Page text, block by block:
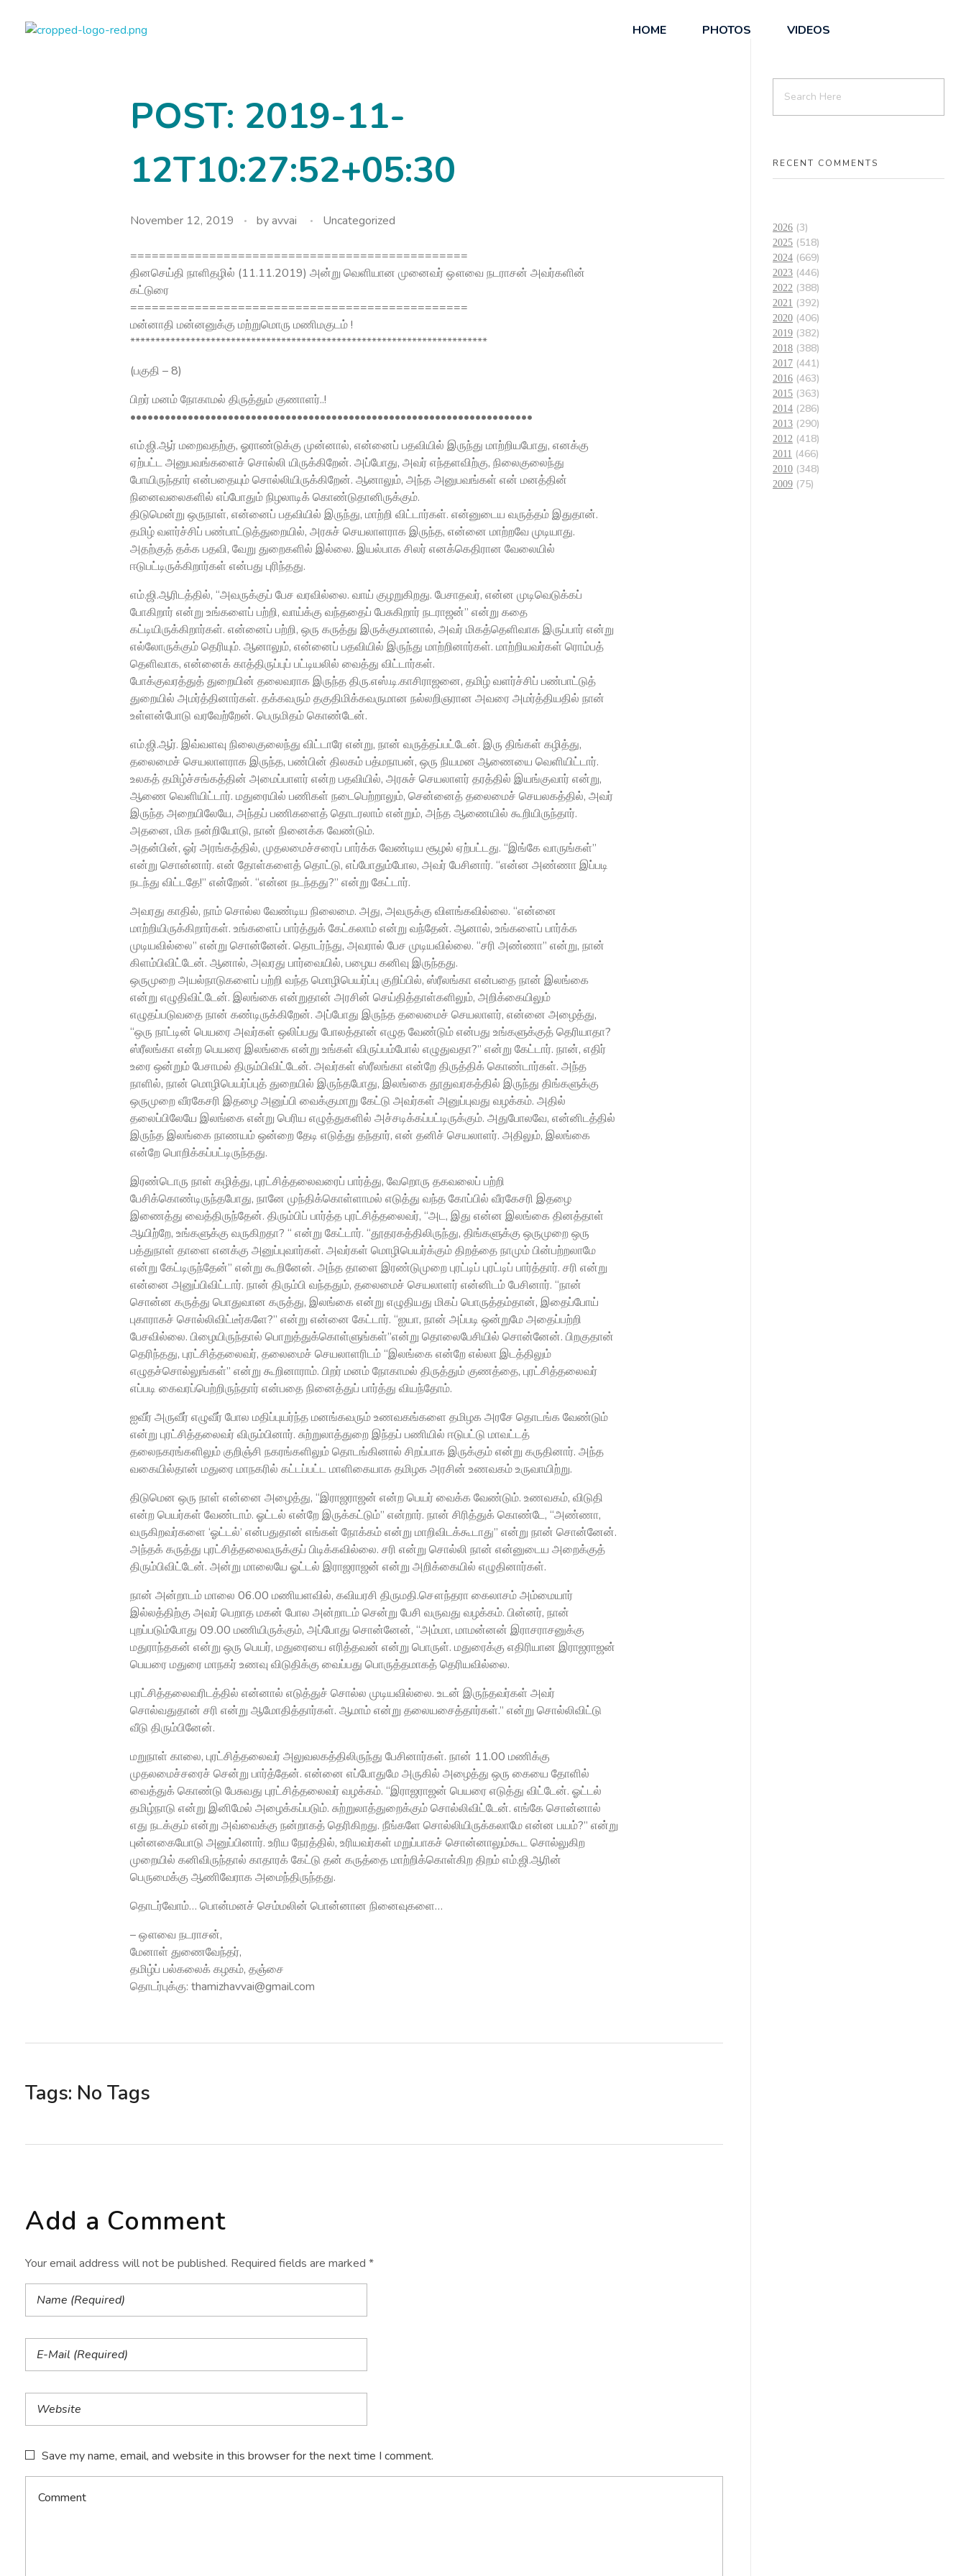
HOME PHOTOS VIDEOS
POST: 2019-11-
12T10:27:52+05:30
November 12, 2019 byavvai Uncategorized
===============================================
தினசெய்தி நாளிதழில் (11.11.2019) அன்று வெளியான முனைவர் ஔவை நடராசன் அவர்களின்
கட்டுரை
===============================================
மன்னாதி மன்னனுக்கு மற்றுமொரு மணிமகுடம் !
***********************************************************************
(பகுதி – 8)
பிறர் மனம் நோகாமல் திருத்தும் குணாளர்..!
••••••••••••••••••••••••••••••••••••••••••••••••••••••••••••••••••••••
எம்.ஜி.ஆர் மறைவதற்கு, ஓராண்டுக்கு முன்னால், என்னைப் பதவியில் இருந்து மாற்றியபோது, எனக்கு
ஏற்பட்ட அனுபவங்களைச் சொல்லி யிருக்கிறேன். அப்போது, அவர் எந்தளவிற்கு, நிலைகுலைந்து
போயிருந்தார் என்பதையும் சொல்லியிருக்கிறேன். ஆனாலும், அந்த அனுபவங்கள் என் மனத்தின்
நினைவலைகளில் எப்போதும் நிழலாடிக் கொண்டுதானிருக்கும்.
திடுமென்று ஒருநாள், என்னைப் பதவியில் இருந்து, மாற்றி விட்டார்கள். என்னுடைய வருத்தம் இதுதான்.
தமிழ் வளர்ச்சிப் பண்பாட்டுத்துறையில், அரசுச் செயலாளராக இருந்த, என்னை மாற்றவே முடியாது.
அதற்குத் தக்க பதவி, வேறு துறைகளில் இல்லை. இயல்பாக சிலர் எனக்கெதிரான வேலையில்
ஈடுபட்டிருக்கிறார்கள் என்பது புரிந்தது.
எம்.ஜி.ஆரிடத்தில், ‘‘அவருக்குப் பேச வரவில்லை. வாய் குழறுகிறது. பேசாதவர், என்ன முடிவெடுக்கப்
போகிறார் என்று உங்களைப் பற்றி, வாய்க்கு வந்ததைப் பேசுகிறார் நடராஜன்’’ என்று கதை
கட்டியிருக்கிறார்கள். என்னைப் பற்றி, ஒரு கருத்து இருக்குமானால், அவர் மிகத்தெளிவாக இருப்பார் என்று
எல்லோருக்கும் தெரியும். ஆனாலும், என்னைப் பதவியில் இருந்து மாற்றினார்கள். மாற்றியவர்கள் ரொம்பத்
தெளிவாக, என்னைக் காத்திருப்புப் பட்டியலில் வைத்து விட்டார்கள்.
போக்குவரத்துத் துறையின் தலைவராக இருந்த திரு.எஸ்.டி.காசிராஜனை, தமிழ் வளர்ச்சிப் பண்பாட்டுத்
துறையில் அமர்த்தினார்கள். தக்கவரும் தகுதிமிக்கவருமான நல்லறிஞரான அவரை அமர்த்தியதில் நான்
உள்ளன்போடு வரவேற்றேன். பெருமிதம் கொண்டேன்.
எம்.ஜி.ஆர். இவ்வளவு நிலைகுலைந்து விட்டாரே என்று, நான் வருத்தப்பட்டேன். இரு திங்கள் கழித்து,
தலைமைச் செயலாளராக இருந்த, பண்பின் திலகம் பத்மநாபன், ஒரு நியமன ஆணையை வெளியிட்டார்.
உலகத் தமிழ்ச்சங்கத்தின் அமைப்பாளர் என்ற பதவியில், அரசுச் செயலாளர் தரத்தில் இயங்குவார் என்று,
ஆணை வெளியிட்டார். மதுரையில் பணிகள் நடைபெற்றாலும், சென்னைத் தலைமைச் செயலகத்தில், அவர்
இருந்த அறையிலேயே, அந்தப் பணிகளைத் தொடரலாம் என்றும், அந்த ஆணையில் கூறியிருந்தார்.
அதனை, மிக நன்றியோடு, நான் நினைக்க வேண்டும்.
அதன்பின், ஓர் அரங்கத்தில், முதலமைச்சரைப் பார்க்க வேண்டிய சூழல் ஏற்பட்டது. ‘‘இங்கே வாருங்கள்’’
என்று சொன்னார். என் தோள்களைத் தொட்டு, எப்போதும்போல, அவர் பேசினார். ‘‘என்ன அண்ணா இப்படி
நடந்து விட்டதே!’’ என்றேன். ‘‘என்ன நடந்தது?’’ என்று கேட்டார்.
அவரது காதில், நாம் சொல்ல வேண்டிய நிலைமை. அது, அவருக்கு விளங்கவில்லை. ‘‘என்னை
மாற்றியிருக்கிறார்கள். உங்களைப் பார்த்துக் கேட்கலாம் என்று வந்தேன். ஆனால், உங்களைப் பார்க்க
முடியவில்லை’’ என்று சொன்னேன். தொடர்ந்து, அவரால் பேச முடியவில்லை. ‘‘சரி அண்ணா’’ என்று, நான்
கிளம்பிவிட்டேன். ஆனால், அவரது பார்வையில், பழைய கனிவு இருந்தது.
ஒருமுறை அயல்நாடுகளைப் பற்றி வந்த மொழிபெயர்ப்பு குறிப்பில், ஸ்ரீலங்கா என்பதை நான் இலங்கை
என்று எழுதிவிட்டேன். இலங்கை என்றுதான் அரசின் செய்தித்தாள்களிலும், அறிக்கையிலும்
எழுதப்படுவதை நான் கண்டிருக்கிறேன். அப்போது இருந்த தலைமைச் செயலாளர், என்னை அழைத்து,
“ஒரு நாட்டின் பெயரை அவர்கள் ஒலிப்பது போலத்தான் எழுத வேண்டும் என்பது உங்களுக்குத் தெரியாதா?
ஸ்ரீலங்கா என்ற பெயரை இலங்கை என்று உங்கள் விருப்பம்போல் எழுதுவதா?” என்று கேட்டார். நான், எதிர்
உரை ஒன்றும் பேசாமல் திரும்பிவிட்டேன். அவர்கள் ஸ்ரீலங்கா என்றே திருத்திக் கொண்டார்கள். அந்த
நாளில், நான் மொழிபெயர்ப்புத் துறையில் இருந்தபோது, இலங்கை தூதுவரகத்தில் இருந்து திங்களுக்கு
ஒருமுறை வீரகேசரி இதழை அனுப்பி வைக்குமாறு கேட்டு அவர்கள் அனுப்புவது வழக்கம். அதில்
தலைப்பிலேயே இலங்கை என்று பெரிய எழுத்துகளில் அச்சடிக்கப்பட்டிருக்கும். அதுபோலவே, என்னிடத்தில்
இருந்த இலங்கை நாணயம் ஒன்றை தேடி எடுத்து தந்தார், என் தனிச் செயலாளர். அதிலும், இலங்கை
என்றே பொறிக்கப்பட்டிருந்தது.
இரண்டொரு நாள் கழித்து, புரட்சித்தலைவரைப் பார்த்து, வேறொரு தகவலைப் பற்றி
பேசிக்கொண்டிருந்தபோது, நானே முந்திக்கொள்ளாமல் எடுத்து வந்த கோப்பில் வீரகேசரி இதழை
இணைத்து வைத்திருந்தேன். திரும்பிப் பார்த்த புரட்சித்தலைவர், “அட, இது என்ன இலங்கை தினத்தாள்
ஆயிற்றே, உங்களுக்கு வருகிறதா? “ என்று கேட்டார். “தூதரகத்திலிருந்து, திங்களுக்கு ஒருமுறை ஒரு
பத்துநாள் தாளை எனக்கு அனுப்புவார்கள். அவர்கள் மொழிபெயர்க்கும் திறத்தை நாமும் பின்பற்றலாமே
என்று கேட்டிருந்தேன்” என்று கூறினேன். அந்த தாளை இரண்டுமுறை புரட்டிப் புரட்டிப் பார்த்தார். சரி என்று
என்னை அனுப்பிவிட்டார். நான் திரும்பி வந்ததும், தலைமைச் செயலாளர் என்னிடம் பேசினார். “நான்
சொன்ன கருத்து பொதுவான கருத்து, இலங்கை என்று எழுதியது மிகப் பொருத்தம்தான், இதைப்போய்
புகாராகச் சொல்லிவிட்டீர்களே?” என்று என்னை கேட்டார். “ஐயா, நான் அப்படி ஒன்றுமே அதைப்பற்றி
பேசவில்லை. பிழையிருந்தால் பொறுத்துக்கொள்ளுங்கள்”என்று தொலைபேசியில் சொன்னேன். பிறகுதான்
தெரிந்தது, புரட்சித்தலைவர், தலைமைச் செயலாளரிடம் “இலங்கை என்றே எல்லா இடத்திலும்
எழுதச்சொல்லுங்கள்’’ என்று கூறினாராம். பிறர் மனம் நோகாமல் திருத்தும் குணத்தை, புரட்சித்தலைவர்
எப்படி கைவரப்பெற்றிருந்தார் என்பதை நினைத்துப் பார்த்து வியந்தோம்.
ஐவீர் அருவீர் எழுவீர் போல மதிப்புயர்ந்த மனங்கவரும் உணவகங்களை தமிழக அரசே தொடங்க வேண்டும்
என்று புரட்சித்தலைவர் விரும்பினார். சுற்றுலாத்துறை இந்தப் பணியில் ஈடுபட்டு மாவட்டத்
தலைநகரங்களிலும் குறிஞ்சி நகரங்களிலும் தொடங்கினால் சிறப்பாக இருக்கும் என்று கருதினார். அந்த
வகையில்தான் மதுரை மாநகரில் கட்டப்பட்ட மாளிகையாக தமிழக அரசின் உணவகம் உருவாயிற்று.
திடுமென ஒரு நாள் என்னை அழைத்து, ‘‘இராஜராஜன் என்ற பெயர் வைக்க வேண்டும். உணவகம், விடுதி
என்ற பெயர்கள் வேண்டாம். ஓட்டல் என்றே இருக்கட்டும்’’ என்றார். நான் சிரித்துக் கொண்டே, “அண்ணா,
வருகிறவர்களை ‘ஓட்டல்’ என்பதுதான் எங்கள் நோக்கம் என்று மாறிவிடக்கூடாது” என்று நான் சொன்னேன்.
அந்தக் கருத்து புரட்சித்தலைவருக்குப் பிடிக்கவில்லை. சரி என்று சொல்லி நான் என்னுடைய அறைக்குத்
திரும்பிவிட்டேன். அன்று மாலையே ஓட்டல் இராஜராஜன் என்று அறிக்கையில் எழுதினார்கள்.
நான் அன்றாடம் மாலை 06.00 மணியளவில், கவியரசி திருமதி.சௌந்தரா கைலாசம் அம்மையார்
இல்லத்திற்கு அவர் பெறாத மகன் போல அன்றாடம் சென்று பேசி வருவது வழக்கம். பின்னர், நான்
புறப்படும்போது 09.00 மணியிருக்கும், அப்போது சொன்னேன், “அம்மா, மாமன்னன் இராசராசனுக்கு
மதுராந்தகன் என்று ஒரு பெயர், மதுரையை எரித்தவன் என்று பொருள். மதுரைக்கு எதிரியான இராஜராஜன்
பெயரை மதுரை மாநகர் உணவு விடுதிக்கு வைப்பது பொருத்தமாகத் தெரியவில்லை.
புரட்சித்தலைவரிடத்தில் என்னால் எடுத்துச் சொல்ல முடியவில்லை. உடன் இருந்தவர்கள் அவர்
சொல்வதுதான் சரி என்று ஆமோதித்தார்கள். ஆமாம் என்று தலையசைத்தார்கள்.” என்று சொல்லிவிட்டு
வீடு திரும்பினேன்.
மறுநாள் காலை, புரட்சித்தலைவர் அலுவலகத்திலிருந்து பேசினார்கள். நான் 11.00 மணிக்கு
முதலமைச்சரைச் சென்று பார்த்தேன். என்னை எப்போதுமே அருகில் அழைத்து ஒரு கையை தோளில்
வைத்துக் கொண்டு பேசுவது புரட்சித்தலைவர் வழக்கம். “இராஜராஜன் பெயரை எடுத்து விட்டேன். ஓட்டல்
தமிழ்நாடு என்று இனிமேல் அழைக்கப்படும். சுற்றுலாத்துறைக்கும் சொல்லிவிட்டேன். எங்கே சொன்னால்
எது நடக்கும் என்று அவ்வைக்கு நன்றாகத் தெரிகிறது. நீங்களே சொல்லியிருக்கலாமே என்ன பயம்?” என்று
புன்னகையோடு அனுப்பினார். உரிய நேரத்தில், உரியவர்கள் மறுப்பாகச் சொன்னாலும்கூட சொல்லுகிற
முறையில் கனிவிருந்தால் காதாரக் கேட்டு தன் கருத்தை மாற்றிக்கொள்கிற திறம் எம்.ஜி.ஆரின்
பெருமைக்கு ஆணிவேராக அமைந்திருந்தது.
தொடர்வோம்… பொன்மனச் செம்மலின் பொன்னான நினைவுகளை…
– ஔவை நடராசன்,
மேனாள் துணைவேந்தர்,
தமிழ்ப் பல்கலைக் கழகம், தஞ்சை
தொடர்புக்கு: thamizhavvai@gmail.com
Tags: No Tags
Add a Comment
Your email address will not be published. Required fields are marked *
Save my name, email, and website in this browser for the next time I comment.
RECENT COMMENTS
2026 (3)
2025 (518)
2024 (669)
2023 (446)
2022 (388)
2021 (392)
2020 (406)
2019 (382)
2018 (388)
2017 (441)
2016 (463)
2015 (363)
2014 (286)
2013 (290)
2012 (418)
2011 (466)
2010 (348)
2009 (75)